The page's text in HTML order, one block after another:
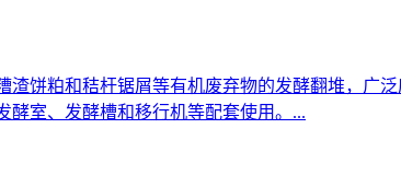
饼粕和秸杆锯屑等有机废弃物的发酵翻堆，广
酵室、发酵槽和移行机等配套使用。...